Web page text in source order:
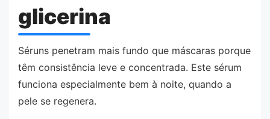
glicerina
Séruns penetram mais fundo que máscaras porque
têm consistência leve e concentrada. Este sérum
funciona especialmente bem à noite, quando a
pele se regenera.